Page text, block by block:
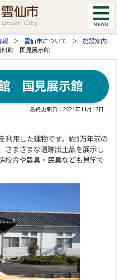
報 雲仙市について
施設案内
料館 国見展示館
国見展示館
最終更新日：2021年11月17日
利用した建物です。約3万年前の
さまざまな遺跡出土品を展示し
校舎や農具・民具なども見学で